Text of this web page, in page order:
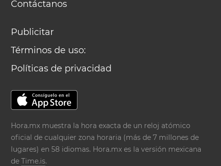
Contáctanos
Publicitar
Términos de uso:
Políticas de privacidad
Hora.mx muestra la hora exacta de un reloj atómico
oficial de cualquier zona horaria (más de 7 millones de
lugares) en 58 idiomas. Hora.mx es la versión mexicana
deTime.is.